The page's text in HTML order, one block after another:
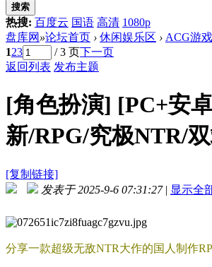
搜索
热搜: 百度云 国语 高清 1080p
盘库网 »论坛首页 › 休闲娱乐区 › ACG游戏
123 / 3 页下一页
返回列表 发布主题
[角色扮演] [PC+安
新/RPG/究极NTR/
[复制链接]
发表于 2025-9-6 07:31:27 | 显示全
分享一款超级无敌NTR大作的国人制作